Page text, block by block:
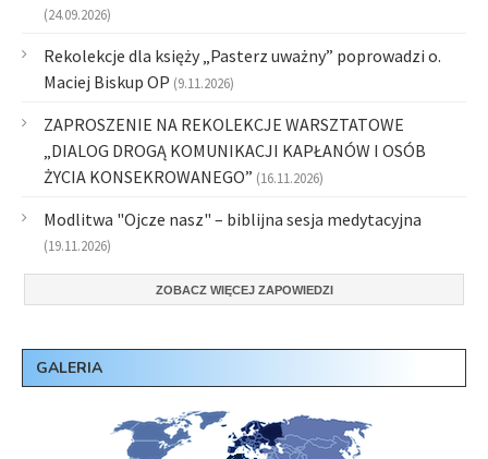
(24.09.2026)
Rekolekcje dla księży „Pasterz uważny” poprowadzi o.
Maciej Biskup OP (9.11.2026)
ZAPROSZENIE NA REKOLEKCJE WARSZTATOWE
„DIALOG DROGĄ KOMUNIKACJI KAPŁANÓW I OSÓB
ŻYCIA KONSEKROWANEGO” (16.11.2026)
Modlitwa "Ojcze nasz" – biblijna sesja medytacyjna
(19.11.2026)
ZOBACZ WIĘCEJ ZAPOWIEDZI
GALERIA